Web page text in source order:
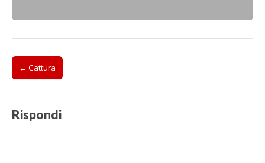
Post
navigation
← Cattura
Rispondi